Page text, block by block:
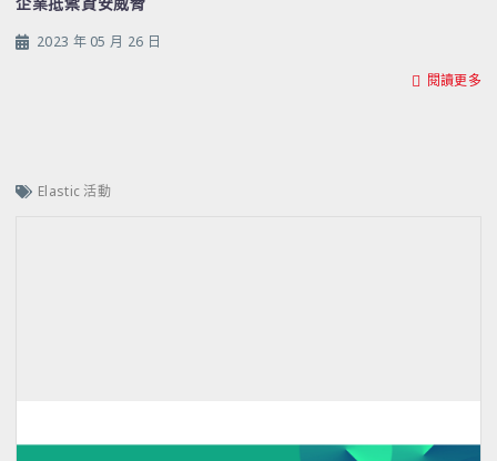
2023 年 05 月 26 日
閱讀更多
Elastic 活動